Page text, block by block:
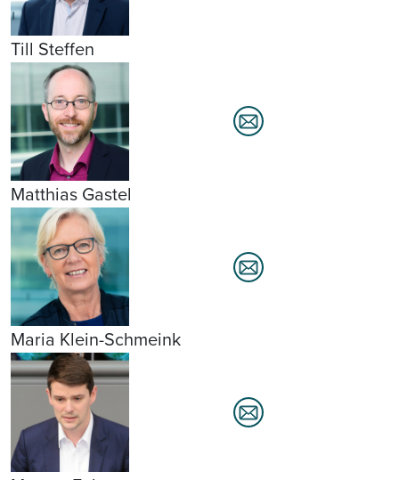
Till Steffen
Matthias Gastel
Maria Klein-Schmeink